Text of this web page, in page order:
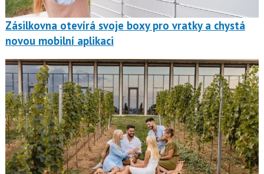
Zásilkovna otevírá svoje boxy pro vratky a chystá
novou mobilní aplikaci